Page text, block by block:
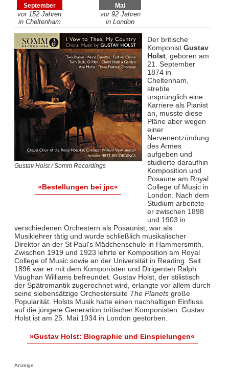
September
vor 152 Jahren
in Cheltenham
Mai
vor 92 Jahren
in London
Gustav Holst / Somm Recordings
»Bestellungen bei jpc«
Der britische
Komponist Gustav
Holst, geboren am
21. September
1874 in
Cheltenham,
strebte
ursprünglich eine
Karriere als Pianist
an, musste diese
Pläne aber wegen
einer
Nervenentzündung
des Armes
aufgeben und
studierte daraufhin
Komposition und
Posaune am Royal
College of Music in
London. Nach dem
Studium arbeitete
er zwischen 1898
und 1903 in
verschiedenen Orchestern als Posaunist, war als
Musiklehrer tätig und wurde schließlich musikalischer
Direktor an der St Paul's Mädchenschule in Hammersmith.
Zwischen 1919 und 1923 lehrte er Komposition am Royal
College of Music sowie an der Universität in Reading. Seit
1896 war er mit dem Komponisten und Dirigenten Ralph
Vaughan Williams befreundet. Gustav Holst, der stilistisch
der Spätromantik zugerechnet wird, erlangte vor allem durch
seine siebensätzige Orchestersuite The Planetsgroße
Popularität. Holsts Musik hatte einen nachhaltigen Einfluss
auf die jüngere Generation britischer Komponisten. Gustav
Holst ist am 25. Mai 1934 in London gestorben.
»Gustav Holst: Biographie und Einspielungen«
Anzeige